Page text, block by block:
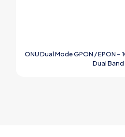
ONU Dual Mode GPON / EPON –
Dual Band